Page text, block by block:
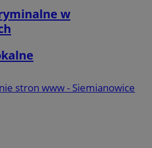
w
stron www - Siemianowice